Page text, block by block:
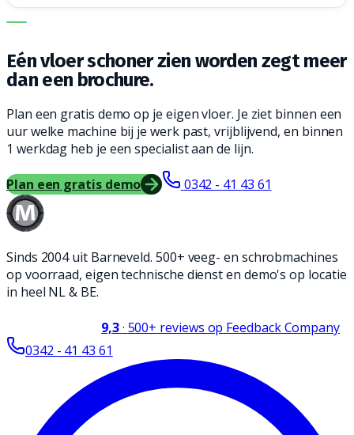
DE JUISTE MACHINE. DE BESTE SERVICE.
Eén vloer schoner zien worden zegt meer
dan een brochure.
Plan een gratis demo op je eigen vloer. Je ziet binnen een
uur welke machine bij je werk past, vrijblijvend, en binnen
1 werkdag heb je een specialist aan de lijn.
Plan een gratis demo 0342 - 41 43 61
Sinds 2004 uit Barneveld. 500+ veeg- en schrobmachines
op voorraad, eigen technische dienst en demo's op locatie
in heel NL & BE.
9,3· 500+ reviews op Feedback Company
0342 - 41 43 61